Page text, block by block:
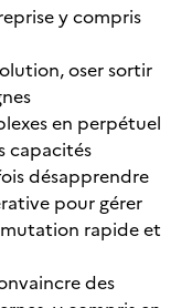
y compris
oser sortir
en perpétuel
capacités
désapprendre
pour gérer
rapide et
des